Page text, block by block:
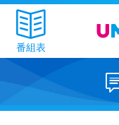
番組表